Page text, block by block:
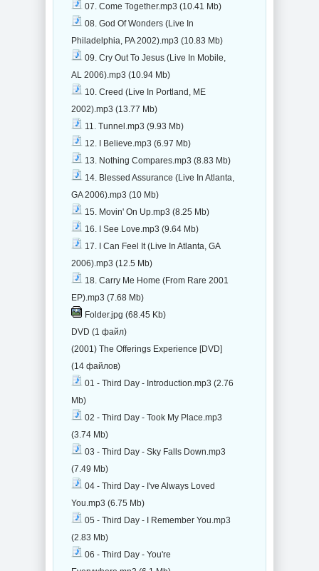
07. Come Together.mp3 (10.41 Mb)
08. God Of Wonders (Live In
Philadelphia, PA 2002).mp3 (10.83 Mb)
09. Cry Out To Jesus (Live In Mobile,
AL 2006).mp3 (10.94 Mb)
10. Creed (Live In Portland, ME
2002).mp3 (13.77 Mb)
11. Tunnel.mp3 (9.93 Mb)
12. I Believe.mp3 (6.97 Mb)
13. Nothing Compares.mp3 (8.83 Mb)
14. Blessed Assurance (Live In Atlanta,
GA 2006).mp3 (10 Mb)
15. Movin' On Up.mp3 (8.25 Mb)
16. I See Love.mp3 (9.64 Mb)
17. I Can Feel It (Live In Atlanta, GA
2006).mp3 (12.5 Mb)
18. Carry Me Home (From Rare 2001
EP).mp3 (7.68 Mb)
Folder.jpg (68.45 Kb)
DVD (1 файл)
(2001) The Offerings Experience [DVD]
(14 файлов)
01 - Third Day - Introduction.mp3 (2.76
Mb)
02 - Third Day - Took My Place.mp3
(3.74 Mb)
03 - Third Day - Sky Falls Down.mp3
(7.49 Mb)
04 - Third Day - I've Always Loved
You.mp3 (6.75 Mb)
05 - Third Day - I Remember You.mp3
(2.83 Mb)
06 - Third Day - You're